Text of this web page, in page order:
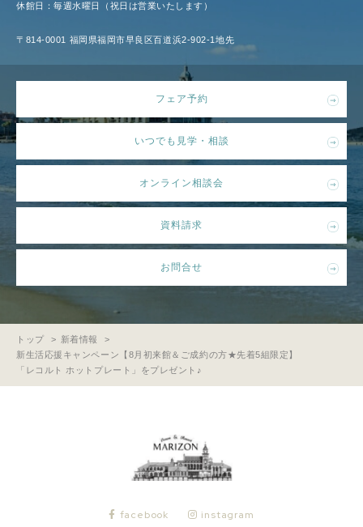
フェア予約
いつでも見学・相談
オンライン相談会
資料請求
お問合せ
休館日：毎週水曜日（祝日は営業いたします）
〒814-0001 福岡県福岡市早良区百道浜2-902-1地先
トップ
新着情報
新生活応援キャンペーン【8月初来館＆ご成約の方★先着5組限定】
「レコルト ホットプレート」をプレゼント♪
facebook instagram